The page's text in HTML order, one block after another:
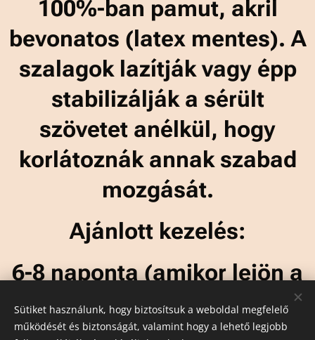
100%-ban pamut, akril
bevonatos (latex mentes). A
szalagok lazítják vagy épp
stabilizálják a sérült
szövetet anélkül, hogy
korlátoznák annak szabad
mozgását.
Ajánlott kezelés:
6-8 naponta (amikor lejön a
tapasz)
Sütiket használunk, hogy biztosítsuk a weboldal megfelelő
működését és biztonságát, valamint hogy a lehető legjobb